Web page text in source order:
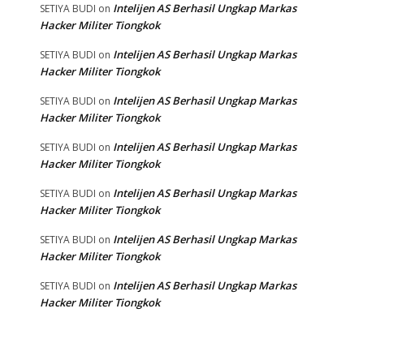
SETIYA BUDI on Intelijen AS Berhasil Ungkap Markas
Hacker Militer Tiongkok
SETIYA BUDI on Intelijen AS Berhasil Ungkap Markas
Hacker Militer Tiongkok
SETIYA BUDI on Intelijen AS Berhasil Ungkap Markas
Hacker Militer Tiongkok
SETIYA BUDI on Intelijen AS Berhasil Ungkap Markas
Hacker Militer Tiongkok
SETIYA BUDI on Intelijen AS Berhasil Ungkap Markas
Hacker Militer Tiongkok
SETIYA BUDI on Intelijen AS Berhasil Ungkap Markas
Hacker Militer Tiongkok
SETIYA BUDI on Intelijen AS Berhasil Ungkap Markas
Hacker Militer Tiongkok